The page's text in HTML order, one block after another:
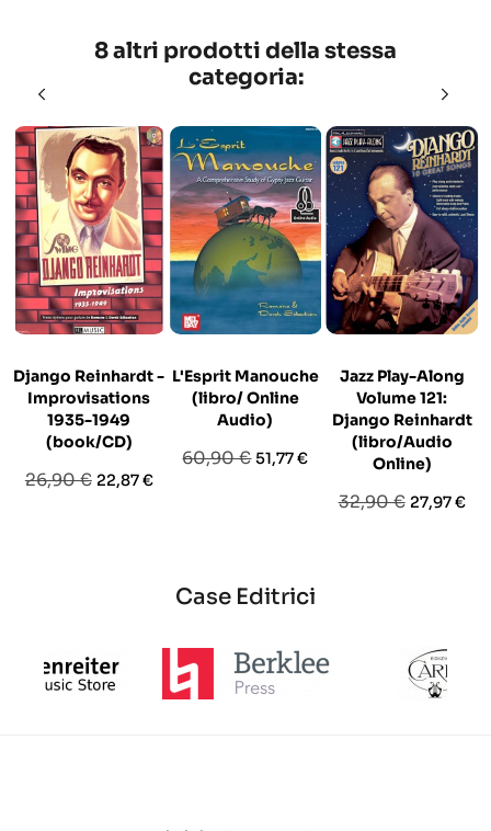
8 altri prodotti della stessa
categoria:
Django Reinhardt -
Improvisations
1935-1949
(book/CD)
Prezzo
26,90 € Prezzo
22,87 €
L'Esprit Manouche
(libro/ Online
Audio)
Prezzo
60,90 €Prezzo
51,77 €
Jazz Play-Along
Volume 121:
Django Reinhardt
(libro/Audio
Online)
Prezzo
32,90 € Prezzo
27,97 €
Case Editrici